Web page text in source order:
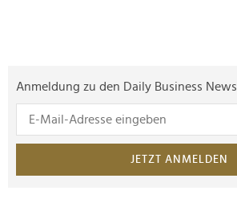
Anmeldung zu den Daily Business News
JETZT ANMELDEN